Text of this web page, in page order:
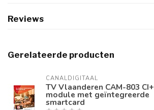
Reviews
Gerelateerde producten
CANALDIGITAAL
TV Vlaanderen CAM-803 CI+
module met geïntegreerde
smartcard